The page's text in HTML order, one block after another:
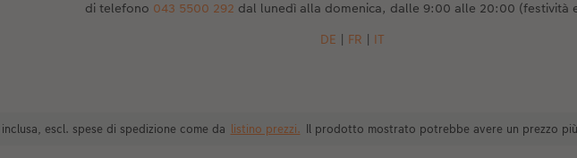
di telefono 043 5500 292 dal lunedì alla domenica, dalle 9:00 alle 20:00 (festività
DE | FR | IT
escl. spese di spedizione come da listino prezzi. Il prodotto mostrato potrebbe avere un prezzo